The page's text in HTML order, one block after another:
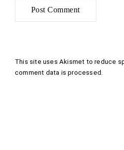
This site uses Akismet to reduce
comment data is processed .